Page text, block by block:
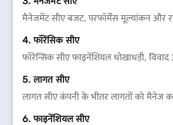
मैनेजमेंट सीए बजट, परफॉर्मेंस मूल्यांकन और
4. फॉरेंसिक सीए
फॉरेन्सिक सीए फाइनेंशियल धोखाधड़ी,
5. लागत सीए
लागत सीए कंपनी के भीतर लागतों को मैनेज
6. फाइनेंशियल सीए